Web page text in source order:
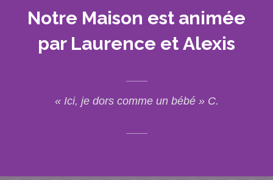
Notre Maison est animée
par Laurence et Alexis
« Ici, je dors comme un bébé » C.